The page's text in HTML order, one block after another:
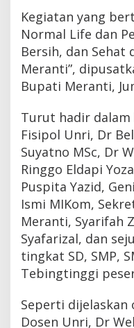
i
i
r
l
i
Kegiatan yang
Normal Life dan
Bersih, dan Sehat
Meranti”,
Bupati Meranti,
Turut hadir dalam
Fisipol Unri, Dr
Suyatno MSc, Dr
Ringgo Eldapi
Puspita Yazid,
Ismi MIKom,
Meranti, Syarifah
Syafarizal, dan
tingkat SD, SMP,
Tebingtinggi
Seperti dijelaskan
Dosen Unri, Dr